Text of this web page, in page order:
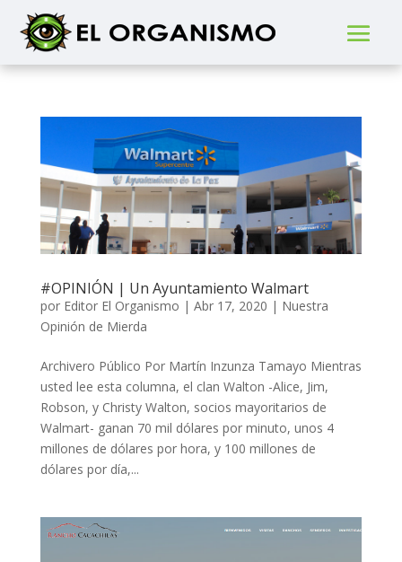
#OPINIÓN | Un Ayuntamiento Walmart
por Editor El Organismo | Abr 17, 2020 | Nuestra
Opinión de Mierda
Archivero Público Por Martín Inzunza Tamayo Mientras
usted lee esta columna, el clan Walton -Alice, Jim,
Robson, y Christy Walton, socios mayoritarios de
Walmart- ganan 70 mil dólares por minuto, unos 4
millones de dólares por hora, y 100 millones de
dólares por día,...